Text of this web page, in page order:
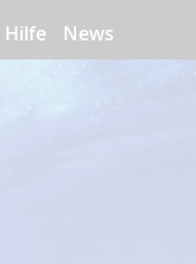
Hilfe News